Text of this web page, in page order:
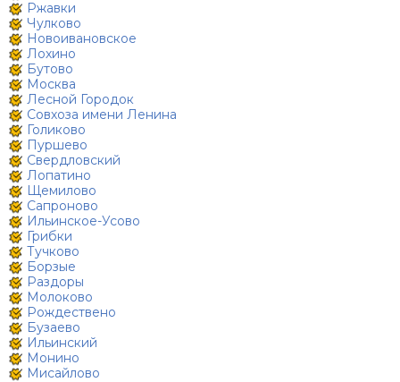
Ржавки
Чулково
Новоивановское
Лохино
Бутово
Москва
Лесной Городок
Совхоза имени Ленина
Голиково
Пуршево
Свердловский
Лопатино
Щемилово
Сапроново
Ильинское-Усово
Грибки
Тучково
Борзые
Раздоры
Молоково
Рождествено
Бузаево
Ильинский
Монино
Мисайлово